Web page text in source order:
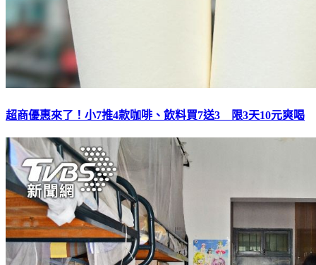
超商優惠來了！小7推4款咖啡、飲料買7送3 限3天10元爽喝